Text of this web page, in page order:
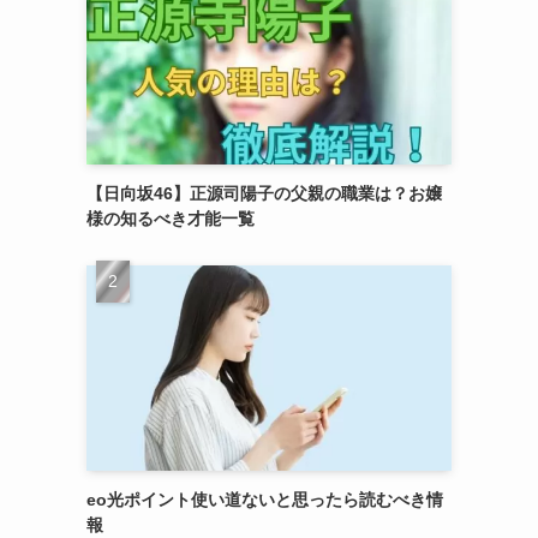
【日向坂46】正源司陽子の父親の職業は？お嬢
様の知るべき才能一覧
eo光ポイント使い道ないと思ったら読むべき情
報